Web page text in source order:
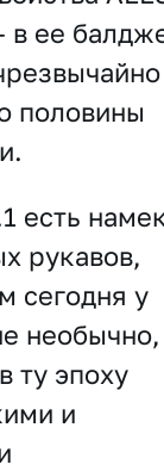
в ее
половины
есть
рукавов,
сегодня у
необычно,
ту эпоху
и